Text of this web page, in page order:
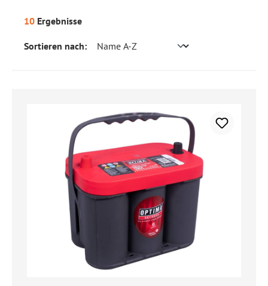
10 Ergebnisse
Sortieren nach: